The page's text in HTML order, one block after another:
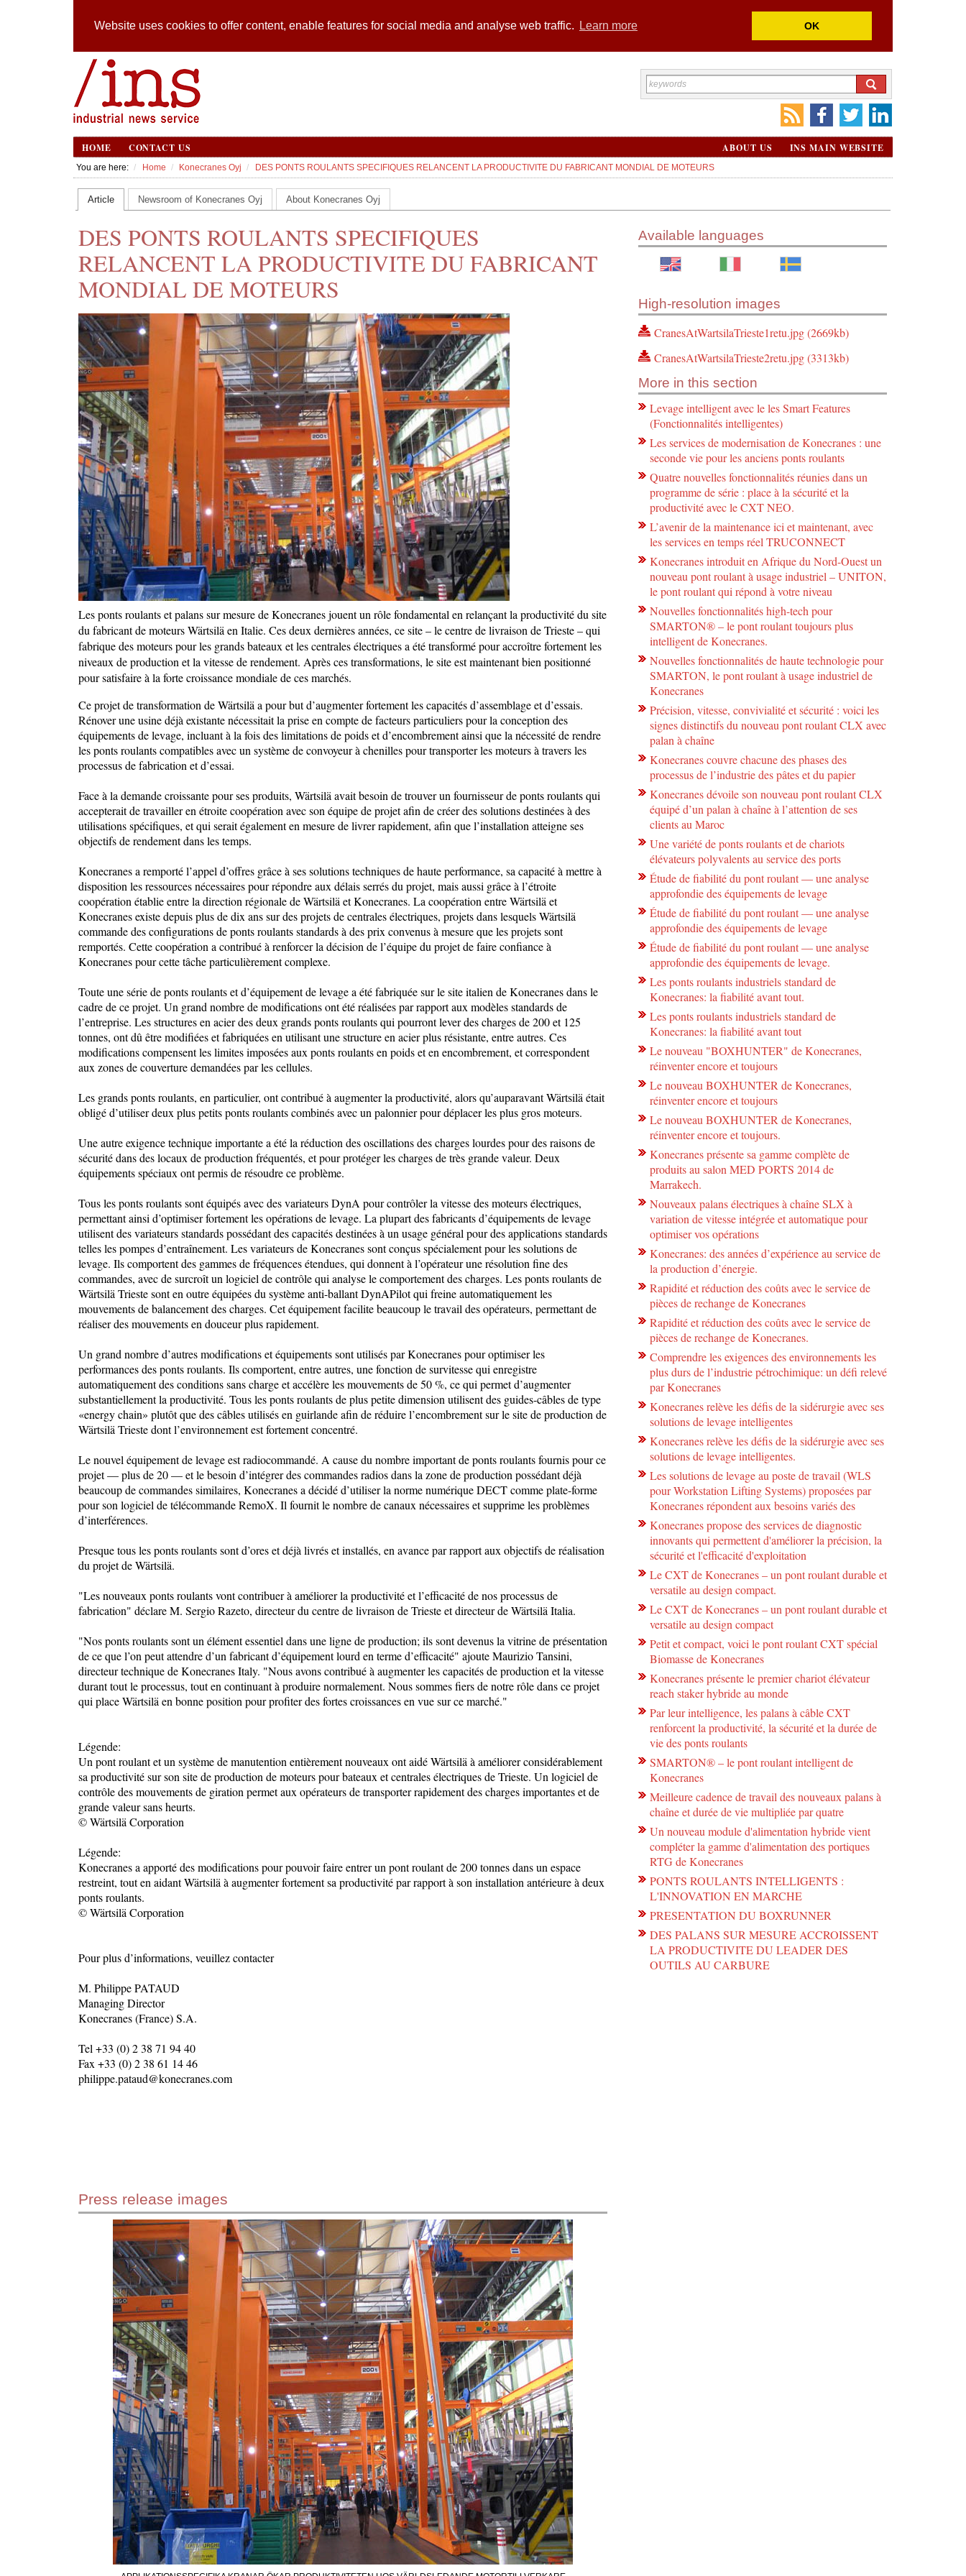
Website uses cookies to offer content, enable features for social media and analyse web traffic. Learn more OK
HOME CONTACT US INS MAIN WEBSITE
ABOUT US
You are here: Home Konecranes Oyj DES PONTS ROULANTS SPECIFIQUES RELANCENT LA PRODUCTIVITE DU FABRICANT MONDIAL DE MOTEURS
Article Newsroom of Konecranes Oyj About Konecranes Oyj
DES PONTS ROULANTS SPECIFIQUES
RELANCENT LA PRODUCTIVITE DU FABRICANT
MONDIAL DE MOTEURS
Les ponts roulants et palans sur mesure de Konecranes jouent un rôle fondamental en relançant la productivité du site
du fabricant de moteurs Wärtsilä en Italie. Ces deux dernières années, ce site – le centre de livraison de Trieste – qui
fabrique des moteurs pour les grands bateaux et les centrales électriques a été transformé pour accroître fortement les
niveaux de production et la vitesse de rendement. Après ces transformations, le site est maintenant bien positionné
pour satisfaire à la forte croissance mondiale de ces marchés.
Ce projet de transformation de Wärtsilä a pour but d’augmenter fortement les capacités d’assemblage et d’essais.
Rénover une usine déjà existante nécessitait la prise en compte de facteurs particuliers pour la conception des
équipements de levage, incluant à la fois des limitations de poids et d’encombrement ainsi que la nécessité de rendre
les ponts roulants compatibles avec un système de convoyeur à chenilles pour transporter les moteurs à travers les
processus de fabrication et d’essai.
Face à la demande croissante pour ses produits, Wärtsilä avait besoin de trouver un fournisseur de ponts roulants qui
accepterait de travailler en étroite coopération avec son équipe de projet afin de créer des solutions destinées à des
utilisations spécifiques, et qui serait également en mesure de livrer rapidement, afin que l’installation atteigne ses
objectifs de rendement dans les temps.
Konecranes a remporté l’appel d’offres grâce à ses solutions techniques de haute performance, sa capacité à mettre à
disposition les ressources nécessaires pour répondre aux délais serrés du projet, mais aussi grâce à l’étroite
coopération établie entre la direction régionale de Wärtsilä et Konecranes. La coopération entre Wärtsilä et
Konecranes existe depuis plus de dix ans sur des projets de centrales électriques, projets dans lesquels Wärtsilä
commande des configurations de ponts roulants standards à des prix convenus à mesure que les projets sont
remportés. Cette coopération a contribué à renforcer la décision de l’équipe du projet de faire confiance à
Konecranes pour cette tâche particulièrement complexe.
Toute une série de ponts roulants et d’équipement de levage a été fabriquée sur le site italien de Konecranes dans le
cadre de ce projet. Un grand nombre de modifications ont été réalisées par rapport aux modèles standards de
l’entreprise. Les structures en acier des deux grands ponts roulants qui pourront lever des charges de 200 et 125
tonnes, ont dû être modifiées et fabriquées en utilisant une structure en acier plus résistante, entre autres. Ces
modifications compensent les limites imposées aux ponts roulants en poids et en encombrement, et correspondent
aux zones de couverture demandées par les cellules.
Les grands ponts roulants, en particulier, ont contribué à augmenter la productivité, alors qu’auparavant Wärtsilä était
obligé d’utiliser deux plus petits ponts roulants combinés avec un palonnier pour déplacer les plus gros moteurs.
Une autre exigence technique importante a été la réduction des oscillations des charges lourdes pour des raisons de
sécurité dans des locaux de production fréquentés, et pour protéger les charges de très grande valeur. Deux
équipements spéciaux ont permis de résoudre ce problème.
Tous les ponts roulants sont équipés avec des variateurs DynA pour contrôler la vitesse des moteurs électriques,
permettant ainsi d’optimiser fortement les opérations de levage. La plupart des fabricants d’équipements de levage
utilisent des variateurs standards possédant des capacités destinées à un usage général pour des applications standards
telles les pompes d’entraînement. Les variateurs de Konecranes sont conçus spécialement pour les solutions de
levage. Ils comportent des gammes de fréquences étendues, qui donnent à l’opérateur une résolution fine des
commandes, avec de surcroît un logiciel de contrôle qui analyse le comportement des charges. Les ponts roulants de
Wärtsilä Trieste sont en outre équipées du système anti-ballant DynAPilot qui freine automatiquement les
mouvements de balancement des charges. Cet équipement facilite beaucoup le travail des opérateurs, permettant de
réaliser des mouvements en douceur plus rapidement.
Un grand nombre d’autres modifications et équipements sont utilisés par Konecranes pour optimiser les
performances des ponts roulants. Ils comportent, entre autres, une fonction de survitesse qui enregistre
automatiquement des conditions sans charge et accélère les mouvements de 50 %, ce qui permet d’augmenter
substantiellement la productivité. Tous les ponts roulants de plus petite dimension utilisent des guides-câbles de type
«energy chain» plutôt que des câbles utilisés en guirlande afin de réduire l’encombrement sur le site de production de
Wärtsilä Trieste dont l’environnement est fortement concentré.
Le nouvel équipement de levage est radiocommandé. A cause du nombre important de ponts roulants fournis pour ce
projet — plus de 20 — et le besoin d’intégrer des commandes radios dans la zone de production possédant déjà
beaucoup de commandes similaires, Konecranes a décidé d’utiliser la norme numérique DECT comme plate-forme
pour son logiciel de télécommande RemoX. Il fournit le nombre de canaux nécessaires et supprime les problèmes
d’interférences.
Presque tous les ponts roulants sont d’ores et déjà livrés et installés, en avance par rapport aux objectifs de réalisation
du projet de Wärtsilä.
"Les nouveaux ponts roulants vont contribuer à améliorer la productivité et l’efficacité de nos processus de
fabrication" déclare M. Sergio Razeto, directeur du centre de livraison de Trieste et directeur de Wärtsilä Italia.
"Nos ponts roulants sont un élément essentiel dans une ligne de production; ils sont devenus la vitrine de présentation
de ce que l’on peut attendre d’un fabricant d’équipement lourd en terme d’efficacité" ajoute Maurizio Tansini,
directeur technique de Konecranes Italy. "Nous avons contribué à augmenter les capacités de production et la vitesse
durant tout le processus, tout en continuant à produire normalement. Nous sommes fiers de notre rôle dans ce projet
qui place Wärtsilä en bonne position pour profiter des fortes croissances en vue sur ce marché."
Légende:
Un pont roulant et un système de manutention entièrement nouveaux ont aidé Wärtsilä à améliorer considérablement
sa productivité sur son site de production de moteurs pour bateaux et centrales électriques de Trieste. Un logiciel de
contrôle des mouvements de giration permet aux opérateurs de transporter rapidement des charges importantes et de
grande valeur sans heurts.
© Wärtsilä Corporation
Légende:
Konecranes a apporté des modifications pour pouvoir faire entrer un pont roulant de 200 tonnes dans un espace
restreint, tout en aidant Wärtsilä à augmenter fortement sa productivité par rapport à son installation antérieure à deux
ponts roulants.
© Wärtsilä Corporation
Pour plus d’informations, veuillez contacter
M. Philippe PATAUD
Managing Director
Konecranes (France) S.A.
Tel +33 (0) 2 38 71 94 40
Fax +33 (0) 2 38 61 14 46
philippe.pataud@konecranes.com
Press release images
Available languages
High-resolution images
CranesAtWartsilaTrieste1retu.jpg (2669kb)
CranesAtWartsilaTrieste2retu.jpg (3313kb)
More in this section
Levage intelligent avec le les Smart Features
(Fonctionnalités intelligentes)
Les services de modernisation de Konecranes : une
seconde vie pour les anciens ponts roulants
Quatre nouvelles fonctionnalités réunies dans un
programme de série : place à la sécurité et la
productivité avec le CXT NEO.
L’avenir de la maintenance ici et maintenant, avec
les services en temps réel TRUCONNECT
Konecranes introduit en Afrique du Nord-Ouest un
nouveau pont roulant à usage industriel – UNITON,
le pont roulant qui répond à votre niveau
Nouvelles fonctionnalités high-tech pour
SMARTON® – le pont roulant toujours plus
intelligent de Konecranes.
Nouvelles fonctionnalités de haute technologie pour
SMARTON, le pont roulant à usage industriel de
Konecranes
Précision, vitesse, convivialité et sécurité : voici les
signes distinctifs du nouveau pont roulant CLX avec
palan à chaîne
Konecranes couvre chacune des phases des
processus de l’industrie des pâtes et du papier
Konecranes dévoile son nouveau pont roulant CLX
équipé d’un palan à chaîne à l’attention de ses
clients au Maroc
Une variété de ponts roulants et de chariots
élévateurs polyvalents au service des ports
Étude de fiabilité du pont roulant — une analyse
approfondie des équipements de levage
Étude de fiabilité du pont roulant — une analyse
approfondie des équipements de levage
Étude de fiabilité du pont roulant — une analyse
approfondie des équipements de levage.
Les ponts roulants industriels standard de
Konecranes: la fiabilité avant tout.
Les ponts roulants industriels standard de
Konecranes: la fiabilité avant tout
Le nouveau "BOXHUNTER" de Konecranes,
réinventer encore et toujours
Le nouveau BOXHUNTER de Konecranes,
réinventer encore et toujours
Le nouveau BOXHUNTER de Konecranes,
réinventer encore et toujours.
Konecranes présente sa gamme complète de
produits au salon MED PORTS 2014 de
Marrakech.
Nouveaux palans électriques à chaîne SLX à
variation de vitesse intégrée et automatique pour
optimiser vos opérations
Konecranes: des années d’expérience au service de
la production d’énergie.
Rapidité et réduction des coûts avec le service de
pièces de rechange de Konecranes
Rapidité et réduction des coûts avec le service de
pièces de rechange de Konecranes.
Comprendre les exigences des environnements les
plus durs de l’industrie pétrochimique: un défi relevé
par Konecranes
Konecranes relève les défis de la sidérurgie avec ses
solutions de levage intelligentes
Konecranes relève les défis de la sidérurgie avec ses
solutions de levage intelligentes.
Les solutions de levage au poste de travail (WLS
pour Workstation Lifting Systems) proposées par
Konecranes répondent aux besoins variés des
Konecranes propose des services de diagnostic
innovants qui permettent d'améliorer la précision, la
sécurité et l'efficacité d'exploitation
Le CXT de Konecranes – un pont roulant durable et
versatile au design compact.
Le CXT de Konecranes – un pont roulant durable et
versatile au design compact
Petit et compact, voici le pont roulant CXT spécial
Biomasse de Konecranes
Konecranes présente le premier chariot élévateur
reach staker hybride au monde
Par leur intelligence, les palans à câble CXT
renforcent la productivité, la sécurité et la durée de
vie des ponts roulants
SMARTON® – le pont roulant intelligent de
Konecranes
Meilleure cadence de travail des nouveaux palans à
chaîne et durée de vie multipliée par quatre
Un nouveau module d'alimentation hybride vient
compléter la gamme d'alimentation des portiques
RTG de Konecranes
PONTS ROULANTS INTELLIGENTS :
L'INNOVATION EN MARCHE
PRESENTATION DU BOXRUNNER
DES PALANS SUR MESURE ACCROISSENT
LA PRODUCTIVITE DU LEADER DES
OUTILS AU CARBURE